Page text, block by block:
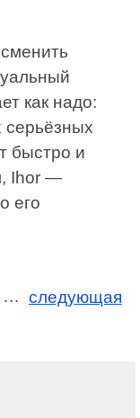
как надо:
серьёзных
быстро и
Ihor —
его
… следующая